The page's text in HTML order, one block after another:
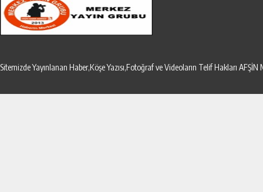
Sitemizde Yayınlanan Haber,Köşe Yazısı,Fotoğraf ve Videoların Telif Hakları